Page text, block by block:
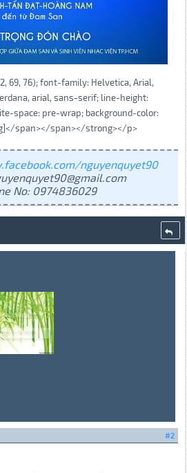
69, 76); font-family: Helvetica, Arial,
arial, sans-serif; line-height:
space: pre-wrap; background-color:
span></span></strong></p>
nguyenquyet90
No: 0974836029
#2